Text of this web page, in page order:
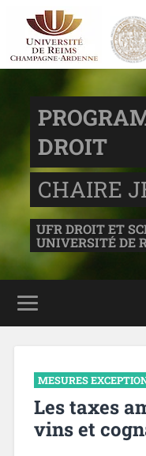
DROIT
CHAIRE
UFR DROIT ET
UNIVERSITÉ DE
MESURES
Les taxes
vins et